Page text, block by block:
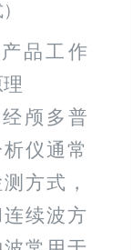
）
产品工作
颅多普
仪通常
方式，
续波方